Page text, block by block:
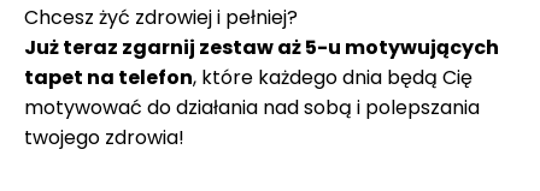
Chcesz żyć zdrowiej i pełniej?
Już teraz zgarnij zestaw aż 5-u motywujących
tapet na telefon, które każdego dnia będą Cię
motywować do działania nad sobą i polepszania
twojego zdrowia!